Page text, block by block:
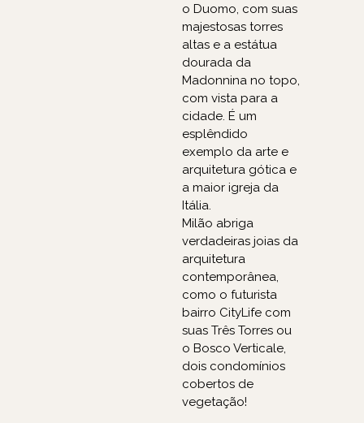
o Duomo, com suas
majestosas torres
altas e a estátua
dourada da
Madonnina no topo,
com vista para a
cidade. É um
esplêndido
exemplo da arte e
arquitetura gótica e
a maior igreja da
Itália.
Milão abriga
verdadeiras joias da
arquitetura
contemporânea,
como o futurista
bairro CityLife com
suas Três Torres ou
o Bosco Verticale,
dois condomínios
cobertos de
vegetação!